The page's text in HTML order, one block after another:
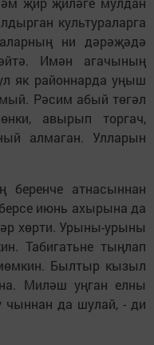
культураларга
ни дәрәҗәдә
Имән агачының
як районнарда уңыш
Рәсим абый төгәл
авырып торгач,
алмаган. Улларын
беренче атнасыннан
июнь ахырына да
хөрти. Урыны-урыны
Табигатьне тыңлап
Былтыр кызыл
Миләш уңган елны
чыннан да шулай, - ди